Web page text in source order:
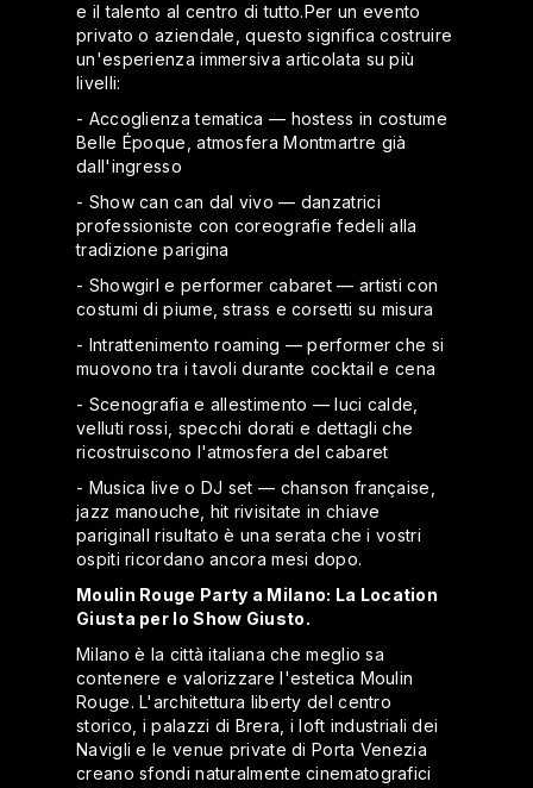
e il talento al centro di tutto.Per un evento
privato o aziendale, questo significa costruire
un'esperienza immersiva articolata su più
livelli:
- Accoglienza tematica — hostess in costume
Belle Époque, atmosfera Montmartre già
dall'ingresso
- Show can can dal vivo — danzatrici
professioniste con coreografie fedeli alla
tradizione parigina
- Showgirl e performer cabaret — artisti con
costumi di piume, strass e corsetti su misura
- Intrattenimento roaming — performer che si
muovono tra i tavoli durante cocktail e cena
- Scenografia e allestimento — luci calde,
velluti rossi, specchi dorati e dettagli che
ricostruiscono l'atmosfera del cabaret
- Musica live o DJ set — chanson française,
jazz manouche, hit rivisitate in chiave
pariginaIl risultato è una serata che i vostri
ospiti ricordano ancora mesi dopo.
Moulin Rouge Party a Milano: La Location
Giusta per lo Show Giusto.
Milano è la città italiana che meglio sa
contenere e valorizzare l'estetica Moulin
Rouge. L'architettura liberty del centro
storico, i palazzi di Brera, i loft industriali dei
Navigli e le venue private di Porta Venezia
creano sfondi naturalmente cinematografici